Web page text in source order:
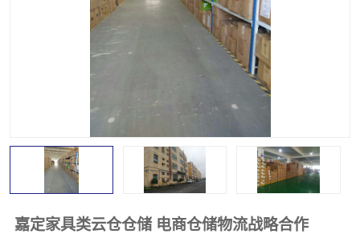
嘉定家具类云仓仓储 电商仓储物流战略合作
上海电商代发货仓库